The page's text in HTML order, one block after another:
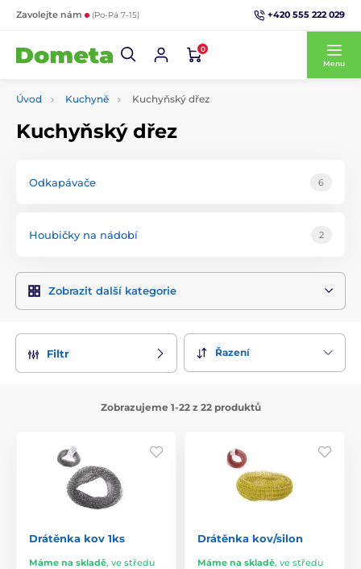
Zavolejte nám (Po-Pá 7-15) +420 555 222 029
0
Menu
Úvod Kuchyně Kuchyňský dřez
Kuchyňský dřez
Odkapávače 6
Houbičky na nádobí 2
Zobrazit další kategorie
Filtr Řazení
Zobrazujeme 1-22 z 22 produktů
Drátěnka kov 1ks
Máme na skladě, ve středu
Drátěnka kov/silon
Máme na skladě, ve středu